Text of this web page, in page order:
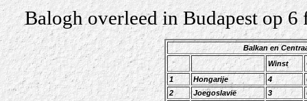
Balogh overleed in Budapest op
Balkan en
Winst
1
Hongarije 4
2
Joegoslavië 3